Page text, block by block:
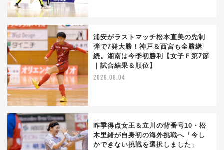
浦安がラストマッチ松本直美の先制
弾で7発大勝！神戸＆西宮も全勝継
続。湘南は今季初勝利【女子Ｆ第7節
｜試合結果＆順位】
2026.08.04
昨季得点女王＆立川の背番号10・松
木里緒が自身初の海外挑戦へ「今し
かできない挑戦を選択しました」